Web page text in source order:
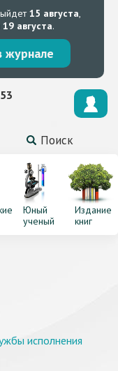
15 августа,
19 августа.
журнале
Поиск
Юный
ученый
Издание
книг
исполнения